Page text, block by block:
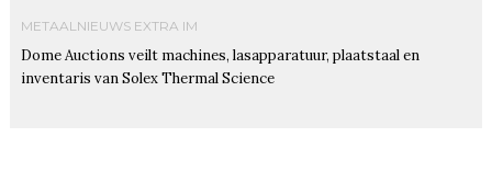
METAALNIEUWS EXTRA IM
Dome Auctions veilt machines, lasapparatuur, plaatstaal en
inventaris van Solex Thermal Science